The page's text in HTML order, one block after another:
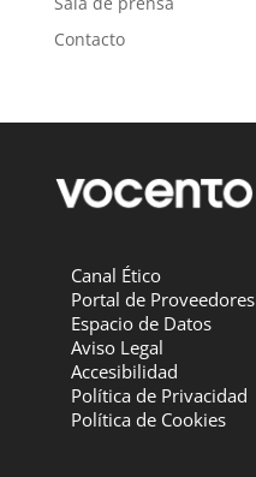
Contacto
Canal Ético
Portal de Proveedores
Espacio de Datos
Aviso Legal
Accesibilidad
Política de Privacidad
Política de Cookies